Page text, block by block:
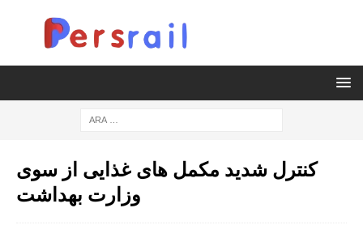
کنترل شدید مکمل های غذایی از سوی
وزارت بهداشت